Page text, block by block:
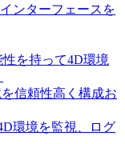
ンターフェースを
を持って4D環境
を信頼性高く構成お
環境を監視、ログ